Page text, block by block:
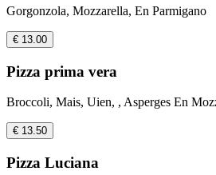
Gorgonzola, Mozzarella, En Parmigano
€ 13.00
Pizza prima vera
Broccoli, Mais, Uien, , Asperges En
€ 13.50
Pizza Luciana